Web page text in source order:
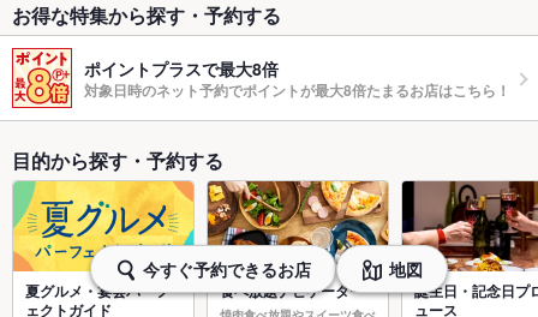
お得な特集から探す・予約する
ポイントプラスで最大8倍
対象日時のネット予約でポイントが最大8倍たまるお店はこちら！
目的から探す・予約する
夏グルメ・宴会パーフ
ェクトガイド
食べ放題ナビゲーター
誕生日・記念日プ
ュース
今すぐ予約できるお店 地図